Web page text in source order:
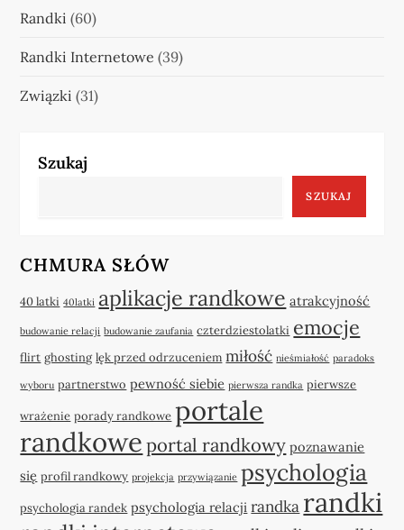
Randki (60)
Randki Internetowe (39)
Związki (31)
Szukaj
SZUKAJ
CHMURA SŁÓW
40 latki 40latki aplikacje randkowe atrakcyjność
budowanie relacji budowanie zaufania czterdziestolatki emocje
flirt ghosting lęk przed odrzuceniem miłość nieśmiałość paradoks
wyboru partnerstwo pewność siebie pierwsza randka pierwsze
wrażenie porady randkowe portale
randkowe portal randkowy poznawanie
się profil randkowy projekcja przywiązanie psychologia
psychologia randek psychologia relacji randka randki